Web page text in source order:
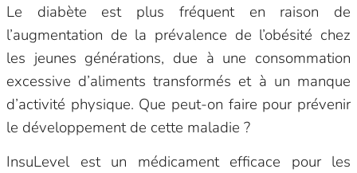
Le diabète est plus fréquent en raison de
l’augmentation de la prévalence de l’obésité chez
les jeunes générations, due à une consommation
excessive d’aliments transformés et à un manque
d’activité physique. Que peut-on faire pour prévenir
le développement de cette maladie ?
InsuLevel est un médicament efficace pour les